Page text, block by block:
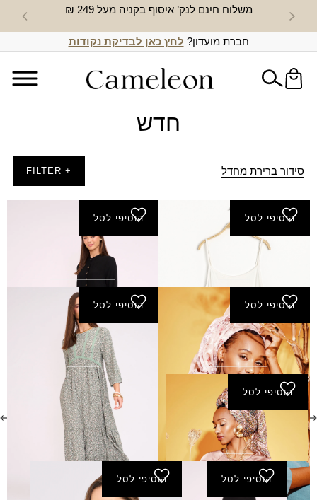
משלוח חינם לנק’ איסוף בקניה מעל 249 ₪ חדש
חברת מועדון? לחץ כאן לבדיקת נקודות
חדש
סידור ברירת מחדל + FILTER
הוסיפי לסל
תחתית נערות זוהר
₪
60.00
הוסיפי לסל
שמלת חג - שחור
240.00
הוסיפי לסל
שמלת חג - טורקיז
₪240.00
הוסיפי לסל
שמלת כנרת - ירוק
₪290.00
הוסיפי לסל
שמלת ליזה - חום
₪290.00
הוסיפי לסל הוסיפי לסל